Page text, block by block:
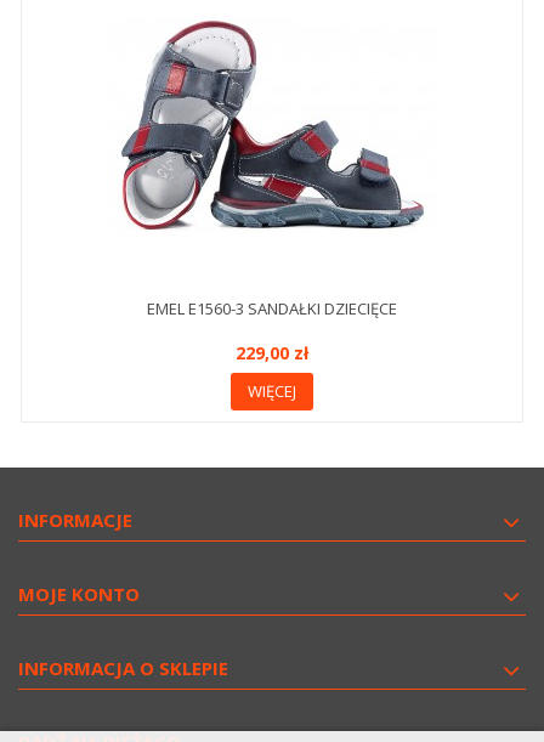
EMEL E1560-3 SANDAŁKI DZIECIĘCE
229,00 zł
WIĘCEJ
INFORMACJE
MOJE KONTO
INFORMACJA O SKLEPIE